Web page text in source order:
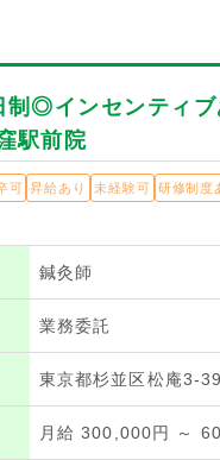
制◎インセンティ
駅前院
可 昇給あり 未経験可 研修制度
鍼灸師
業務委託
東京都杉並区松庵3-
月給 300,000円 ～